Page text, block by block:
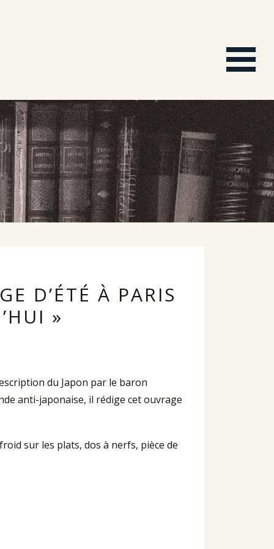
D’ÉTÉ À PARIS
»
du Japon par le baron
anti-japonaise, il rédige cet ouvrage
sur les plats, dos à nerfs, pièce de